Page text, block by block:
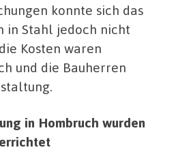
konnte sich das
in Stahl jedoch nicht
Kosten waren
und die Bauherren
in Hombruch wurden